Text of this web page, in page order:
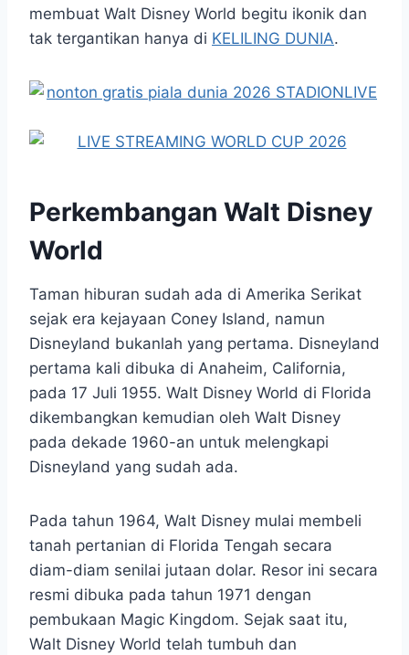
membuat Walt Disney World begitu ikonik dan
tak tergantikan hanya di KELILING DUNIA.
Perkembangan Walt Disney
World
Taman hiburan sudah ada di Amerika Serikat
sejak era kejayaan Coney Island, namun
Disneyland bukanlah yang pertama. Disneyland
pertama kali dibuka di Anaheim, California,
pada 17 Juli 1955. Walt Disney World di Florida
dikembangkan kemudian oleh Walt Disney
pada dekade 1960-an untuk melengkapi
Disneyland yang sudah ada.
Pada tahun 1964, Walt Disney mulai membeli
tanah pertanian di Florida Tengah secara
diam-diam senilai jutaan dolar. Resor ini secara
resmi dibuka pada tahun 1971 dengan
pembukaan Magic Kingdom. Sejak saat itu,
Walt Disney World telah tumbuh dan